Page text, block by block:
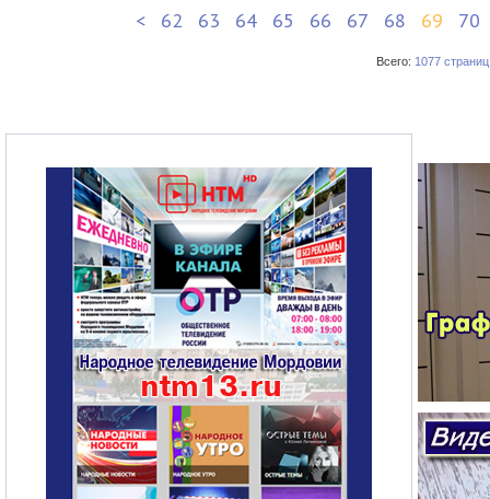
< 62 63 64 65 66 67 68 69 70
Всего: 1077 страниц